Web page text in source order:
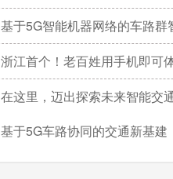
基于5G智能机器网络的车路群智协
浙江首个！老百姓用手机即可体验的车路协同
在这里，迈出探索未来智能交通的重
基于5G车路协同的交通新基建